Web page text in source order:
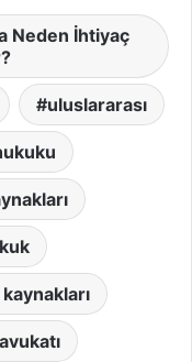
Neden İhtiyaç
uluslararası